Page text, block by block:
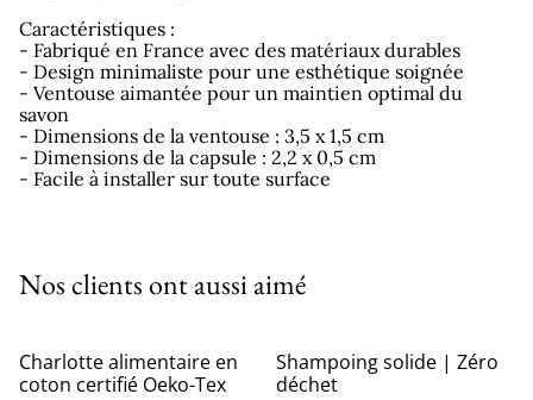
Caractéristiques :
- Fabriqué en France avec des matériaux durables
- Design minimaliste pour une esthétique soignée
- Ventouse aimantée pour un maintien optimal du
savon
- Dimensions de la ventouse : 3,5 x 1,5 cm
- Dimensions de la capsule : 2,2 x 0,5 cm
- Facile à installer sur toute surface
Nos clients ont aussi aimé
Charlotte alimentaire en
coton certifié Oeko-Tex
Shampoing solide | Zéro
déchet